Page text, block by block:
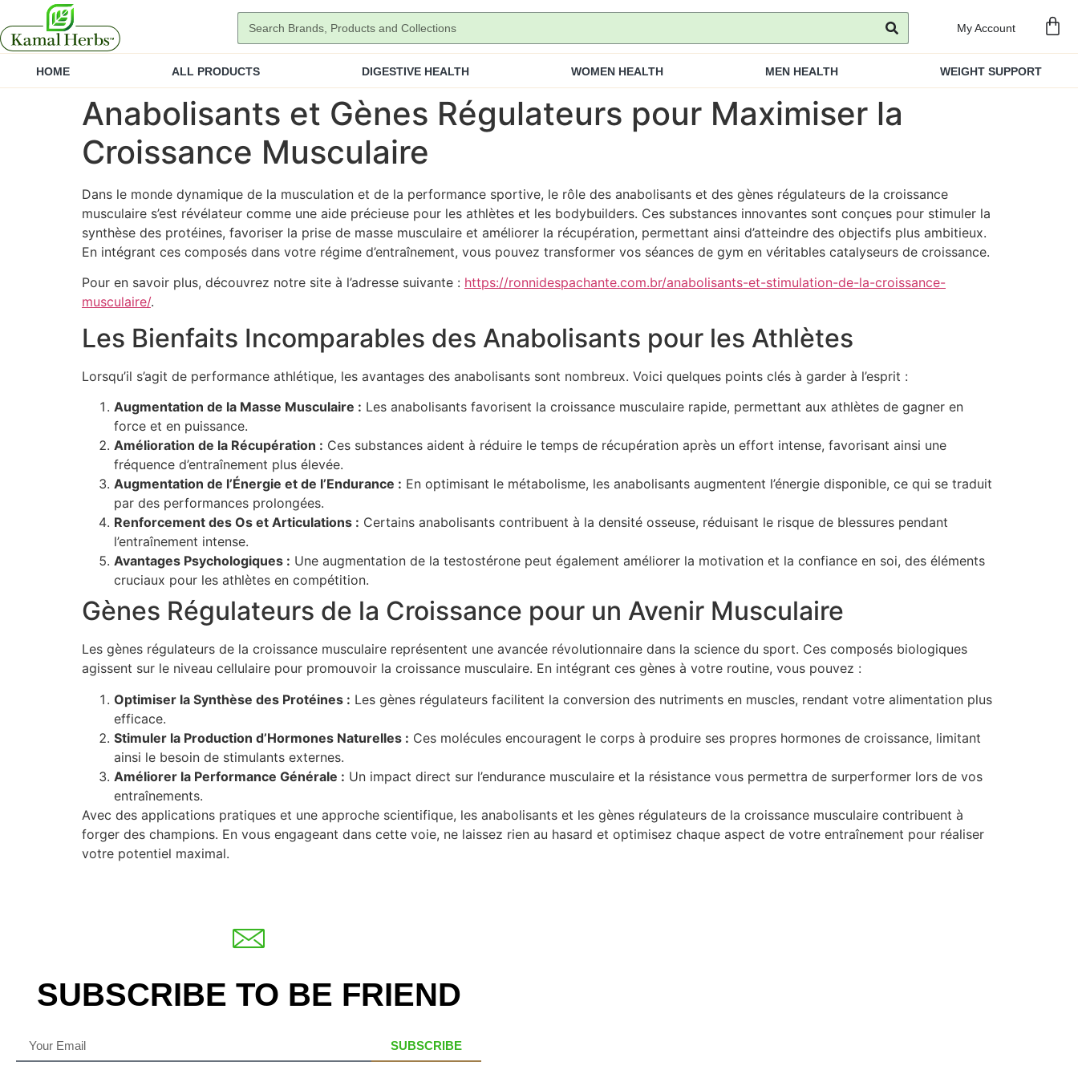
My Account
HOME ALL PRODUCTS DIGESTIVE HEALTH WOMEN HEALTH MEN HEALTH WEIGHT SUPPORT
Anabolisants et Gènes Régulateurs pour Maximiser la
Croissance Musculaire
Dans le monde dynamique de la musculation et de la performance sportive, le rôle des anabolisants et des gènes régulateurs de la croissance
musculaire s’est révélateur comme une aide précieuse pour les athlètes et les bodybuilders. Ces substances innovantes sont conçues pour stimuler la
synthèse des protéines, favoriser la prise de masse musculaire et améliorer la récupération, permettant ainsi d’atteindre des objectifs plus ambitieux.
En intégrant ces composés dans votre régime d’entraînement, vous pouvez transformer vos séances de gym en véritables catalyseurs de croissance.
Pour en savoir plus, découvrez notre site à l’adresse suivante : https://ronnidespachante.com.br/anabolisants-et-stimulation-de-la-croissance-
musculaire/.
Les Bienfaits Incomparables des Anabolisants pour les Athlètes
Lorsqu’il s’agit de performance athlétique, les avantages des anabolisants sont nombreux. Voici quelques points clés à garder à l’esprit :
Augmentation de la Masse Musculaire : Les anabolisants favorisent la croissance musculaire rapide, permettant aux athlètes de gagner en
force et en puissance.
Amélioration de la Récupération : Ces substances aident à réduire le temps de récupération après un effort intense, favorisant ainsi une
fréquence d’entraînement plus élevée.
Augmentation de l’Énergie et de l’Endurance : En optimisant le métabolisme, les anabolisants augmentent l’énergie disponible, ce qui se traduit
par des performances prolongées.
Renforcement des Os et Articulations : Certains anabolisants contribuent à la densité osseuse, réduisant le risque de blessures pendant
l’entraînement intense.
Avantages Psychologiques : Une augmentation de la testostérone peut également améliorer la motivation et la confiance en soi, des éléments
cruciaux pour les athlètes en compétition.
Gènes Régulateurs de la Croissance pour un Avenir Musculaire
Les gènes régulateurs de la croissance musculaire représentent une avancée révolutionnaire dans la science du sport. Ces composés biologiques
agissent sur le niveau cellulaire pour promouvoir la croissance musculaire. En intégrant ces gènes à votre routine, vous pouvez :
Optimiser la Synthèse des Protéines : Les gènes régulateurs facilitent la conversion des nutriments en muscles, rendant votre alimentation plus
efficace.
Stimuler la Production d’Hormones Naturelles : Ces molécules encouragent le corps à produire ses propres hormones de croissance, limitant
ainsi le besoin de stimulants externes.
Améliorer la Performance Générale : Un impact direct sur l’endurance musculaire et la résistance vous permettra de surperformer lors de vos
entraînements.
Avec des applications pratiques et une approche scientifique, les anabolisants et les gènes régulateurs de la croissance musculaire contribuent à
forger des champions. En vous engageant dans cette voie, ne laissez rien au hasard et optimisez chaque aspect de votre entraînement pour réaliser
votre potentiel maximal.
SUBSCRIBE TO BE FRIEND
SUBSCRIBE